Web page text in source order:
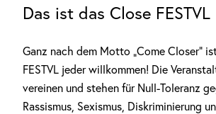
Das ist das Close FESTVL
Ganz nach dem Motto „Come Closer“
FESTVL jeder willkommen! Die
vereinen und stehen für Null-Toleranz
Rassismus, Sexismus, Diskriminierung